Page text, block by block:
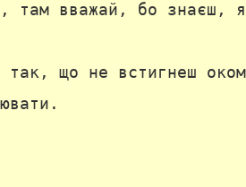
там вважай, бо знаєш,
так, що не встигнеш